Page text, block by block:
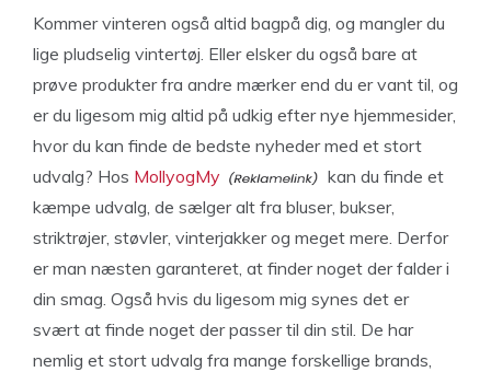
Kommer vinteren også altid bagpå dig, og mangler du
lige pludselig vintertøj. Eller elsker du også bare at
prøve produkter fra andre mærker end du er vant til, og
er du ligesom mig altid på udkig efter nye hjemmesider,
hvor du kan finde de bedste nyheder med et stort
udvalg? Hos MollyogMy
kan du finde et
kæmpe udvalg, de sælger alt fra bluser, bukser,
striktrøjer, støvler, vinterjakker og meget mere. Derfor
er man næsten garanteret, at finder noget der falder i
din smag. Også hvis du ligesom mig synes det er
svært at finde noget der passer til din stil. De har
nemlig et stort udvalg fra mange forskellige brands,